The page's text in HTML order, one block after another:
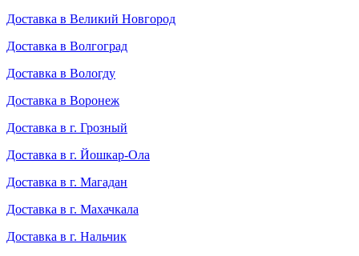
Доставка в Великий Новгород
Доставка в Волгоград
Доставка в Вологду
Доставка в Воронеж
Доставка в г. Грозный
Доставка в г. Йошкар-Ола
Доставка в г. Магадан
Доставка в г. Махачкала
Доставка в г. Нальчик